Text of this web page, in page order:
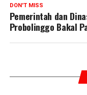
DON'T MISS
Pemerintah dan
Probolinggo Bakal